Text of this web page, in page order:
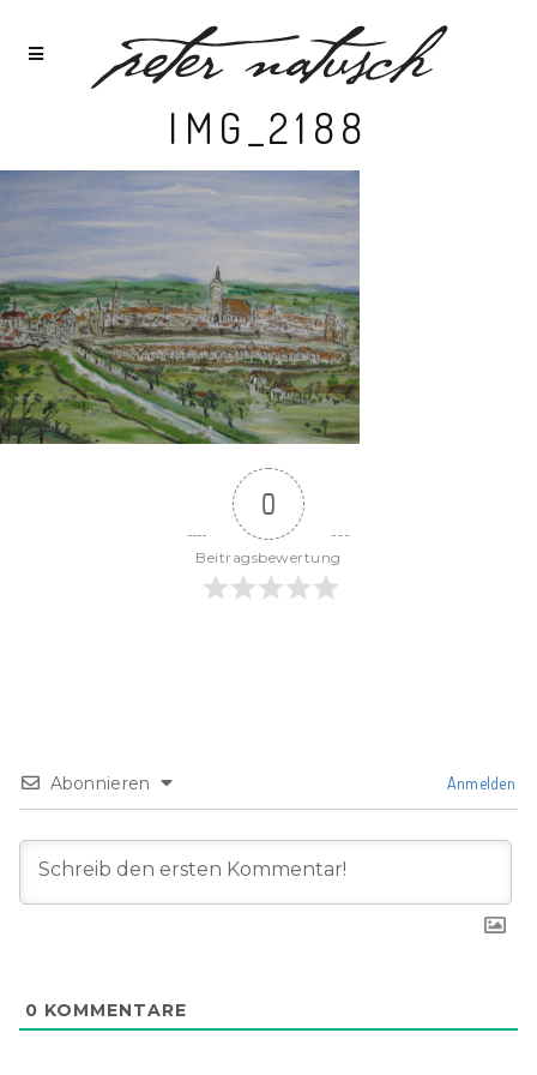
IMG_2188
0
Beitragsbewertung
Abonnieren Anmelden
0 KOMMENTARE